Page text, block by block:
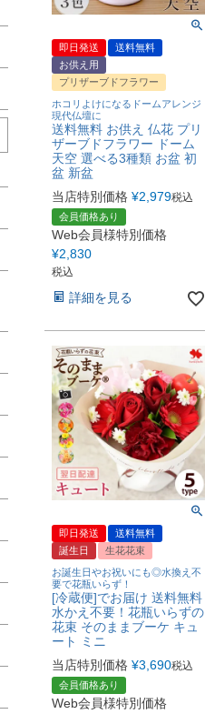
即日発送
送料無料
お供え用
プリザーブドフラワー
ホコリよけになるドームアレンジ
現代仏壇に
送料無料 お供え 仏花 プリ
ザーブドフラワー ドーム
天空 選べる3種類 お盆 初
盆 新盆
当店特別価格 ¥2,979税込
会員価格あり
Web会員様特別価格
¥2,830
税込
詳細を見る
即日発送
送料無料
誕生日
生花花束
お誕生日やお祝いにも◎水換え不
要で花瓶いらず！
[冷蔵便]でお届け 送料無料
水かえ不要！花瓶いらずの
花束 そのままブーケ キュ
ート ミニ
当店特別価格 ¥3,690税込
会員価格あり
Web会員様特別価格